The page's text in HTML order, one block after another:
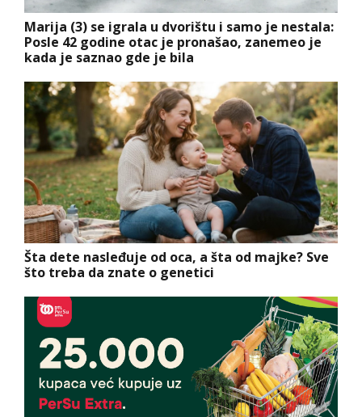
Marija (3) se igrala u dvorištu i samo je nestala:
Posle 42 godine otac je pronašao, zanemeo je
kada je saznao gde je bila
Šta dete nasleđuje od oca, a šta od majke? Sve
što treba da znate o genetici